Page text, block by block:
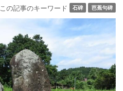
この記事のキーワード
石碑 芭蕉句碑